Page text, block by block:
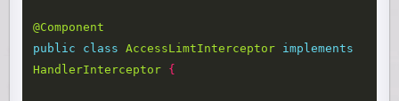
@Component
public
class AccessLimtInterceptor implements
HandlerInterceptor {